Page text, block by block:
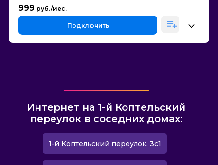
999
Подключить
Интернет на 1-й Коптельский
переулок в соседних домах:
1-й Коптельский переулок, 3с1